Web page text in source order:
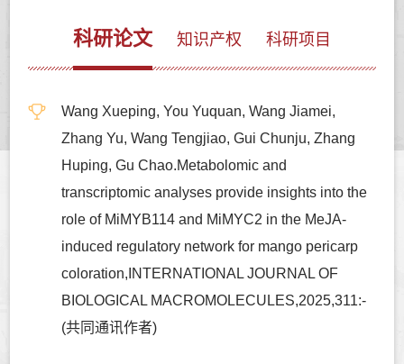
科研论文 知识产权 科研项目
Wang Xueping, You Yuquan, Wang Jiamei,
Zhang Yu, Wang Tengjiao, Gui Chunju, Zhang
Huping, Gu Chao.Metabolomic and
transcriptomic analyses provide insights into the
role of MiMYB114 and MiMYC2 in the MeJA-
induced regulatory network for mango pericarp
coloration,INTERNATIONAL JOURNAL OF
BIOLOGICAL MACROMOLECULES,2025,311:-
(共同通讯作者)